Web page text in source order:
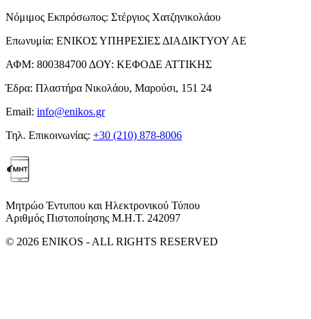
Νόμιμος Εκπρόσωπος: Στέργιος Χατζηνικολάου
Επωνυμία: ΕΝΙΚΟΣ ΥΠΗΡΕΣΙΕΣ ΔΙΑΔΙΚΤΥΟΥ ΑΕ
ΑΦΜ: 800384700 ΔΟΥ: ΚΕΦΟΔΕ ΑΤΤΙΚΗΣ
Έδρα: Πλαστήρα Νικολάου, Μαρούσι, 151 24
Email: info@enikos.gr
Τηλ. Επικοινωνίας: +30 (210) 878-8006
Μητρώο Έντυπου και Ηλεκτρονικού Τύπου
Αριθμός Πιστοποίησης Μ.Η.Τ. 242097
© 2026 ENIKOS - ALL RIGHTS RESERVED